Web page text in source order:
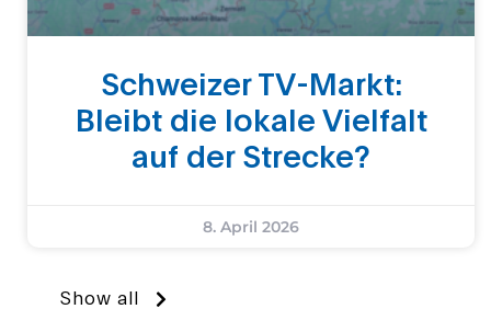
Schweizer TV-Markt:
Bleibt die lokale Vielfalt
auf der Strecke?
8. April 2026
Show all